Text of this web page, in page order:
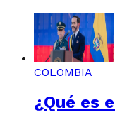
COLOMBIA
¿Qué es